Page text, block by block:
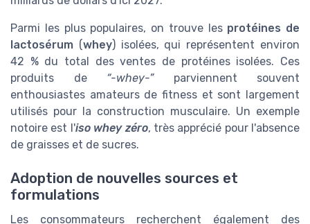
Parmi les plus populaires, on trouve les protéines de
lactosérum (whey) isolées, qui représentent environ
42 % du total des ventes de protéines isolées. Ces
produits de “-whey-”parviennent souvent
enthousiastes amateurs de fitness et sont largement
utilisés pour la construction musculaire. Un exemple
notoire est l'iso whey zéro, très apprécié pour l'absence
de graisses et de sucres.
Adoption de nouvelles sources et
formulations
Les consommateurs recherchent également des